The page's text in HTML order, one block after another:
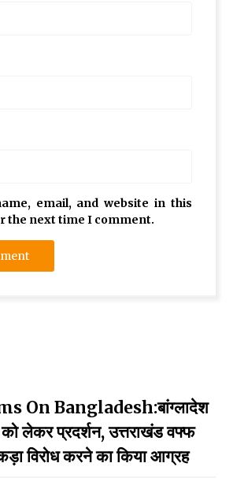
email, and website in this
the next time I comment.
On Bangladesh:बांग्लादेश
लेकर प्रदर्शन, उत्तराखंड वफ्फ
विरोध करने का किया आग्रह